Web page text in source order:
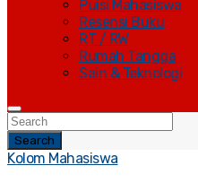
Puisi Mahasiswa
Resensi Buku
RT / RW
Rumah Tangga
Sain & Teknologi
Search
Kolom Mahasiswa